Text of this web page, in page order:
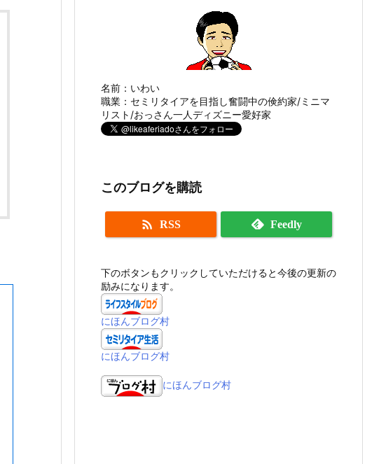
名前：いわい
職業：セミリタイアを目指し奮闘中の倹約家/ミニマ
リスト/おっさん一人ディズニー愛好家
このブログを購読
 RSS Feedly
下のボタンもクリックしていただけると今後の更新の
励みになります。
にほんブログ村
にほんブログ村
にほんブログ村